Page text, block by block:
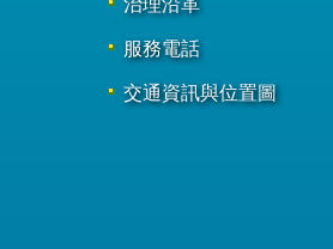
治理沿革
服務電話
交通資訊與位置圖